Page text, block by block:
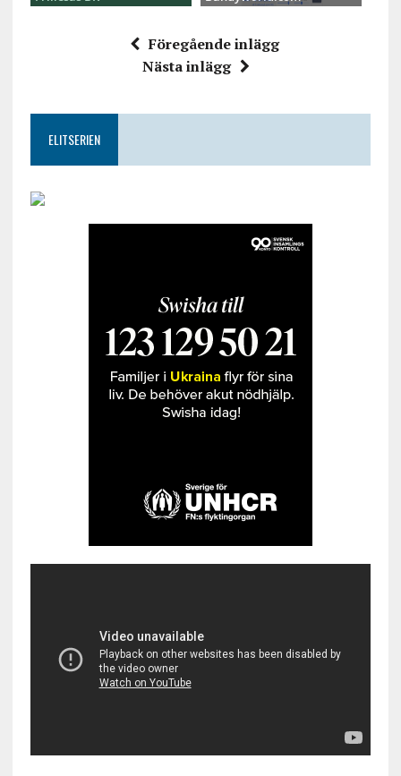
Föregående inlägg
Nästa inlägg
ELITSERIEN